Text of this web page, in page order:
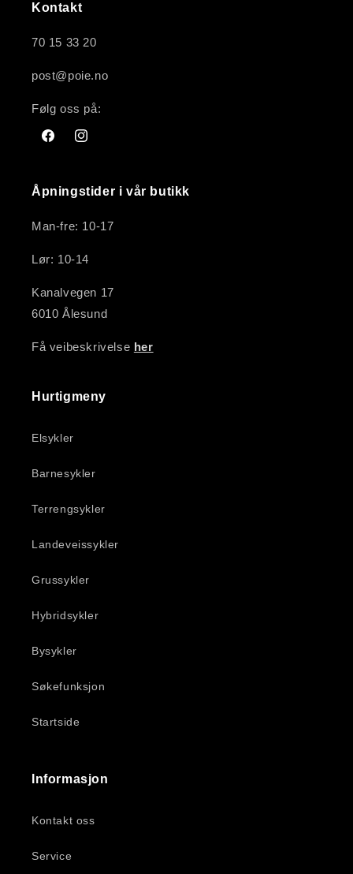
Kontakt
70 15 33 20
post@poie.no
Følg oss på:
FacebookInstagram
Åpningstider i vår butikk
Man-fre: 10-17
Lør: 10-14
Kanalvegen 17
6010 Ålesund
Få veibeskrivelse her
Hurtigmeny
Elsykler
Barnesykler
Terrengsykler
Landeveissykler
Grussykler
Hybridsykler
Bysykler
Søkefunksjon
Startside
Informasjon
Kontakt oss
Service